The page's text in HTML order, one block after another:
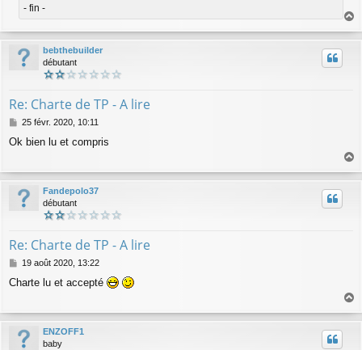
- fin -
a
u
bebthebuilder
débutant
Re: Charte de TP - A lire
M
s
g
e
25 févr. 2020, 10:11
Ok bien lu et compris
a
u
Fandepolo37
débutant
Re: Charte de TP - A lire
M
s
g
e
19 août 2020, 13:22
Charte lu et accepté
a
u
ENZOFF1
baby